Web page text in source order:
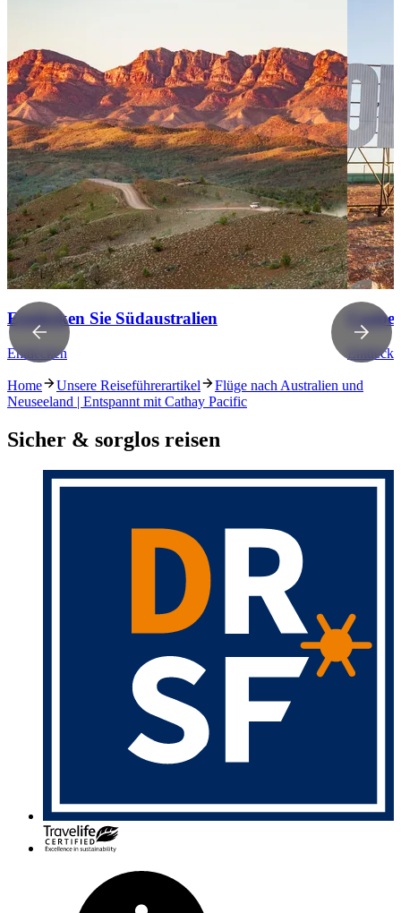
Entdecken Sie Südaustralien
Entdecken
Home Unsere Reiseführerartikel
Flüge nach Australien und
Neuseeland | Entspannt mit Cathay Pacific
Sicher & sorglos reisen